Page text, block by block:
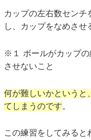
カップの左右数センチ
し、カップをなめさせ
※１ ボールがカップ
させないこと
何が難しいかというと
てしまうのです。
この練習をしてみると